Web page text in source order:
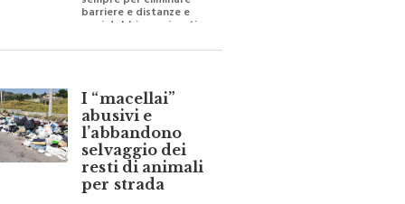
sempre per eliminare
barriere e distanze e
per ricostruire certezze
I “macellai”
abusivi e
l’abbandono
selvaggio dei
resti di animali
per strada